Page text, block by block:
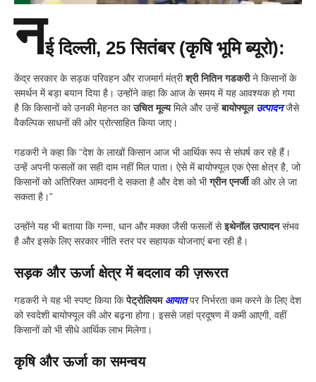
नई दिल्ली, 25 सितंबर (कृषि भूमि ब्यूरो):
केंद्र सरकार के सड़क परिवहन और राजमार्ग मंत्रीश्री नितिन गडकरीने किसानों के
समर्थन में बड़ा बयान दिया है। उन्होंने कहा कि आज के समय में यह आवश्यक हो गया
है कि किसानों को उनकी मेहनत काउचित मूल्यमिले और उन्हेंबायोफ्यूल उत्पादनजैसे
वैकल्पिक साधनों की ओर प्रोत्साहित किया जाए।
गडकरी ने कहा कि “देश के लाखों किसान आज भी आर्थिक रूप से संघर्ष कर रहे हैं।
उन्हें अपनी फसलों का सही दाम नहीं मिल पाता। ऐसे में बायोफ्यूल एक ऐसा क्षेत्र है, जो
किसानों को अतिरिक्त आमदनी दे सकता है और देश को भीग्रीन एनर्जीकी ओर ले जा
सकता है।”
उन्होंने यह भी बताया कि गन्ना, धान और मक्का जैसी फसलों सेइथेनॉल उत्पादनसंभव
है और इसके लिए सरकार नीति स्तर पर सहायक योजनाएं बना रही है।
सड़क और ऊर्जा क्षेत्र में बदलाव की ज़रूरत
गडकरी ने यह भी स्पष्ट किया किपेट्रोलियम आयातपर निर्भरता कम करने के लिए देश
को स्वदेशी बायोफ्यूल की ओर बढ़ना होगा। इससे जहां प्रदूषण में कमी आएगी, वहीं
किसानों को भी सीधे आर्थिक लाभ मिलेगा।
कृषि और ऊर्जा का समन्वय